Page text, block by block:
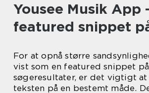
Yousee Musik App
featured snippet
For at opnå større
vist som en featured snippet
søgeresultater, er det vigtigt
teksten på en bestemt måde.